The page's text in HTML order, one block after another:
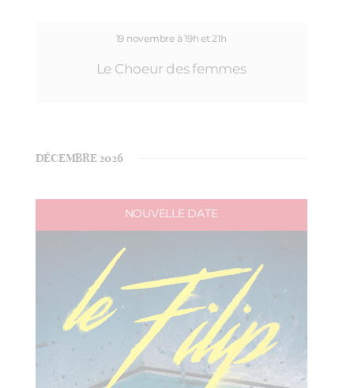
19 novembre à 19h et 21h
Le Choeur des femmes
DÉCEMBRE 2026
NOUVELLE DATE